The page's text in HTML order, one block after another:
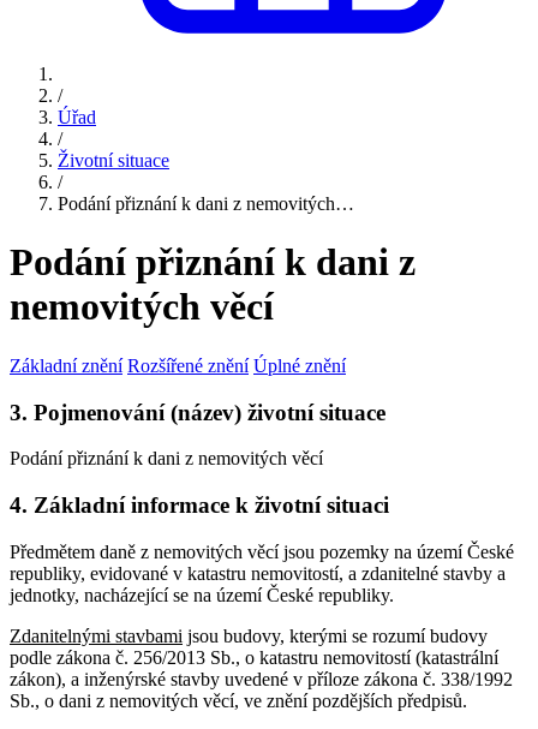
/
Úřad
/
Životní situace
/
Podání přiznání k dani z nemovitých…
Podání přiznání k dani z
nemovitých věcí
Základní znění Rozšířené znění Úplné znění
3. Pojmenování (název) životní situace
Podání přiznání k dani z nemovitých věcí
4. Základní informace k životní situaci
Předmětem daně z nemovitých věcí jsou pozemky na území České
republiky, evidované v katastru nemovitostí, a zdanitelné stavby a
jednotky, nacházející se na území České republiky.
Zdanitelnými stavbami jsou budovy, kterými se rozumí budovy
podle zákona č. 256/2013 Sb., o katastru nemovitostí (katastrální
zákon), a inženýrské stavby uvedené v příloze zákona č. 338/1992
Sb., o dani z nemovitých věcí, ve znění pozdějších předpisů.